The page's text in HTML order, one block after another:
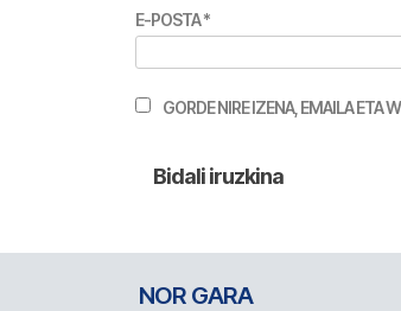
E-POSTA*
GORDE NIRE IZENA, EMAILA ETA
NOR GARA